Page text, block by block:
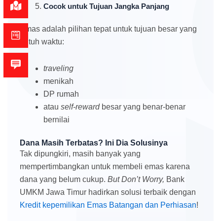
Cocok untuk Tujuan Jangka Panjang
Emas adalah pilihan tepat untuk tujuan besar yang
butuh waktu:
traveling
menikah
DP rumah
atau self-rewardbesar yang benar-benar
bernilai
Dana Masih Terbatas? Ini Dia Solusinya
Tak dipungkiri, masih banyak yang
mempertimbangkan untuk membeli emas karena
dana yang belum cukup. But Don’t Worry, Bank
UMKM Jawa Timur hadirkan solusi terbaik dengan
Kredit kepemilikan Emas Batangan dan Perhiasan!